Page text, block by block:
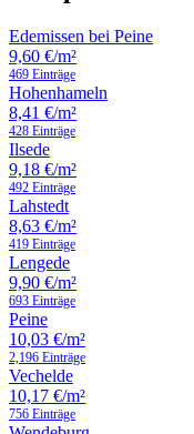
Edemissen bei Peine
9,60 €/m²
469 Einträge
Hohenhameln
8,41 €/m²
428 Einträge
Ilsede
9,18 €/m²
492 Einträge
Lahstedt
8,63 €/m²
419 Einträge
Lengede
9,90 €/m²
693 Einträge
Peine
10,03 €/m²
2,196 Einträge
Vechelde
10,17 €/m²
756 Einträge